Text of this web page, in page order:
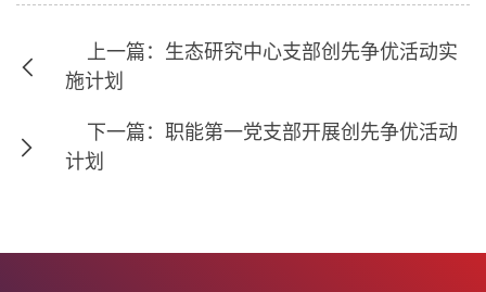
上一篇：生态研究中心支部创先争优活动实
施计划
下一篇：职能第一党支部开展创先争优活动
计划